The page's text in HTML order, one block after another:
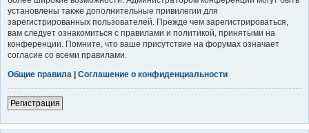
установлены также дополнительные привилегии для
зарегистрированных пользователей. Прежде чем зарегистрироваться,
вам следует ознакомиться с правилами и политикой, принятыми на
конференции. Помните, что ваше присутствие на форумах означает
согласие со всеми правилами.
Общие правила | Соглашение о конфиденциальности
Регистрация